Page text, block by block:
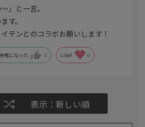
」と一言。
す。
テンとのコラボお願いします！
参考になった 0 Like! 0
表示：新しい順